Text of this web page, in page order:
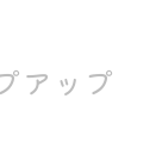
アップ